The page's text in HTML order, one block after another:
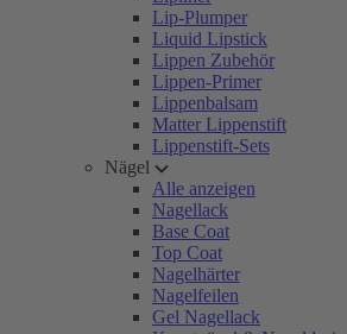
Lip-Plumper
Liquid Lipstick
Lippen Zubehör
Lippen-Primer
Lippenbalsam
Matter Lippenstift
Lippenstift-Sets
Nägel
Alle anzeigen
Nagellack
Base Coat
Top Coat
Nagelhärter
Nagelfeilen
Gel Nagellack